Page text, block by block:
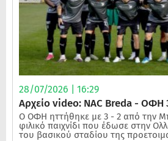
28/07/2026 | 16:29
Αρχείο video: NAC Breda - ΟΦΗ
Ο ΟΦΗ ηττήθηκε με 3 - 2 από την
φιλικό παιχνίδι που έδωσε στην
του βασικού σταδίου της